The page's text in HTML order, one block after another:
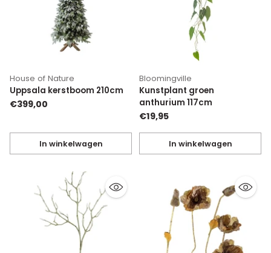
House of Nature
Uppsala kerstboom 210cm
€399,00
In winkelwagen
Hoeveelheid
Bloomingville
Kunstplant groen
anthurium 117cm
€19,95
In winkelwagen
Hoeveelheid